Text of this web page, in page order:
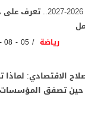
قرعة الدوري المصري 2026-
رياضة 05 - 08 - 2026
الاقتصادي: لماذا
حين تصفق المؤسسات